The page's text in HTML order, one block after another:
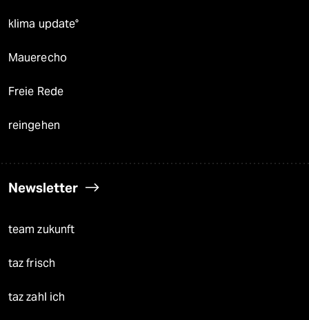
klima update°
Mauerecho
Freie Rede
reingehen
Newsletter
team zukunft
taz frisch
taz zahl ich